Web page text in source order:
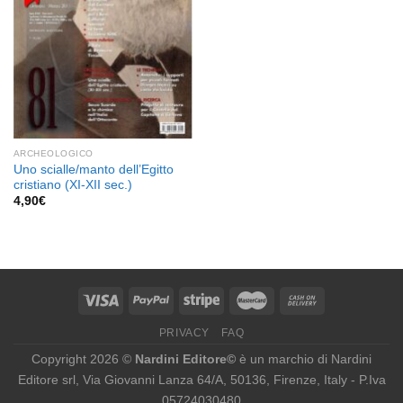
ARCHEOLOGICO
Uno scialle/manto dell’Egitto
cristiano (XI-XII sec.)
4,90€
PRIVACY FAQ
Copyright 2026 © Nardini Editore© è un marchio di Nardini
Editore srl, Via Giovanni Lanza 64/A, 50136, Firenze, Italy - P.Iva
05724030480